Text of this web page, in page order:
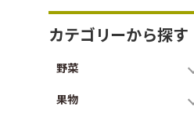
カテゴリーから探す
野菜
果物